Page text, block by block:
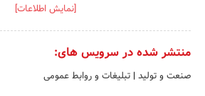
[نمایش اطلاعات]
منتشر شده در سرویس های:
صنعت و تولید | تبلیغات و روابط عمومی